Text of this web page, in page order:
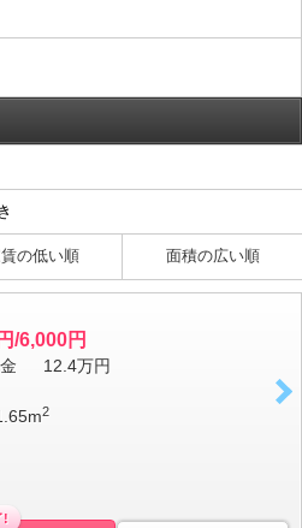
の低い順 面積の広い順
/6,000円
12.4万円
2
!